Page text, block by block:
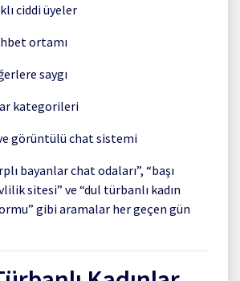
ciddi üyeler
ortamı
saygı
kategorileri
görüntülü chat sistemi
bayanlar chat odaları”, “başı
sitesi” ve “dul türbanlı kadın
gibi aramalar her geçen gün